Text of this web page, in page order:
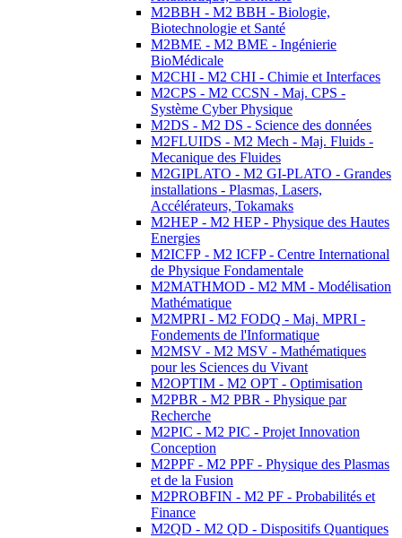
M2BBH - M2 BBH - Biologie,
Biotechnologie et Santé
M2BME - M2 BME - Ingénierie
BioMédicale
M2CHI - M2 CHI - Chimie et Interfaces
M2CPS - M2 CCSN - Maj. CPS -
Système Cyber Physique
M2DS - M2 DS - Science des données
M2FLUIDS - M2 Mech - Maj. Fluids -
Mecanique des Fluides
M2GIPLATO - M2 GI-PLATO - Grandes
installations - Plasmas, Lasers,
Accélérateurs, Tokamaks
M2HEP - M2 HEP - Physique des Hautes
Energies
M2ICFP - M2 ICFP - Centre International
de Physique Fondamentale
M2MATHMOD - M2 MM - Modélisation
Mathématique
M2MPRI - M2 FODQ - Maj. MPRI -
Fondements de l'Informatique
M2MSV - M2 MSV - Mathématiques
pour les Sciences du Vivant
M2OPTIM - M2 OPT - Optimisation
M2PBR - M2 PBR - Physique par
Recherche
M2PIC - M2 PIC - Projet Innovation
Conception
M2PPF - M2 PPF - Physique des Plasmas
et de la Fusion
M2PROBFIN - M2 PF - Probabilités et
Finance
M2QD - M2 QD - Dispositifs Quantiques